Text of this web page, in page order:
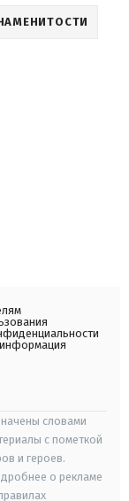
словами
с пометкой
и героев.
о рекламе